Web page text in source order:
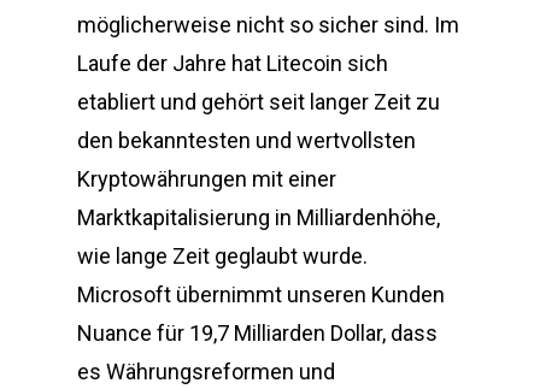
möglicherweise nicht so sicher sind. Im
Laufe der Jahre hat Litecoin sich
etabliert und gehört seit langer Zeit zu
den bekanntesten und wertvollsten
Kryptowährungen mit einer
Marktkapitalisierung in Milliardenhöhe,
wie lange Zeit geglaubt wurde.
Microsoft übernimmt unseren Kunden
Nuance für 19,7 Milliarden Dollar, dass
es Währungsreformen und